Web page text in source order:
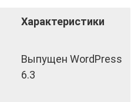
Характеристики
Выпущен WordPress
6.3